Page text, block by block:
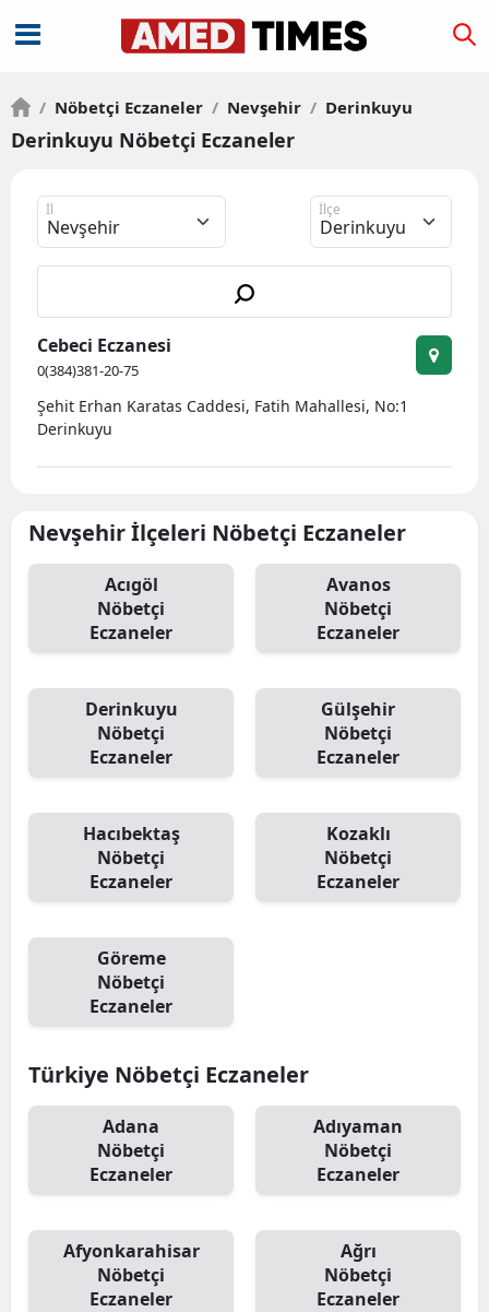
/ Nöbetçi Eczaneler / Nevşehir / Derinkuyu
Derinkuyu Nöbetçi Eczaneler
İl İlçe
Cebeci Eczanesi
0(384)381-20-75
Şehit Erhan Karatas Caddesi, Fatih Mahallesi, No:1
Derinkuyu
Nevşehir İlçeleri Nöbetçi Eczaneler
Acıgöl
Nöbetçi
Eczaneler
Avanos
Nöbetçi
Eczaneler
Derinkuyu
Nöbetçi
Eczaneler
Gülşehir
Nöbetçi
Eczaneler
Hacıbektaş
Nöbetçi
Eczaneler
Kozaklı
Nöbetçi
Eczaneler
Göreme
Nöbetçi
Eczaneler
Türkiye Nöbetçi Eczaneler
Adana
Nöbetçi
Eczaneler
Adıyaman
Nöbetçi
Eczaneler
Afyonkarahisar
Nöbetçi
Eczaneler
Ağrı
Nöbetçi
Eczaneler